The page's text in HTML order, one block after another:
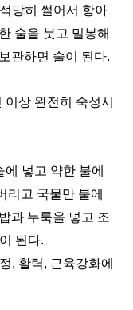
당히 썰어서 항아
술을 붓고 밀봉해
관하면 술이 된다.
상 완전히 숙성시
넣고 약한 불에
리고 국물만 불에
과 누룩을 넣고 조
된다.
, 활력, 근육강화에